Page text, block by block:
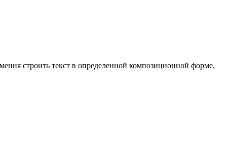
строить текст в определенной композиционной форме,